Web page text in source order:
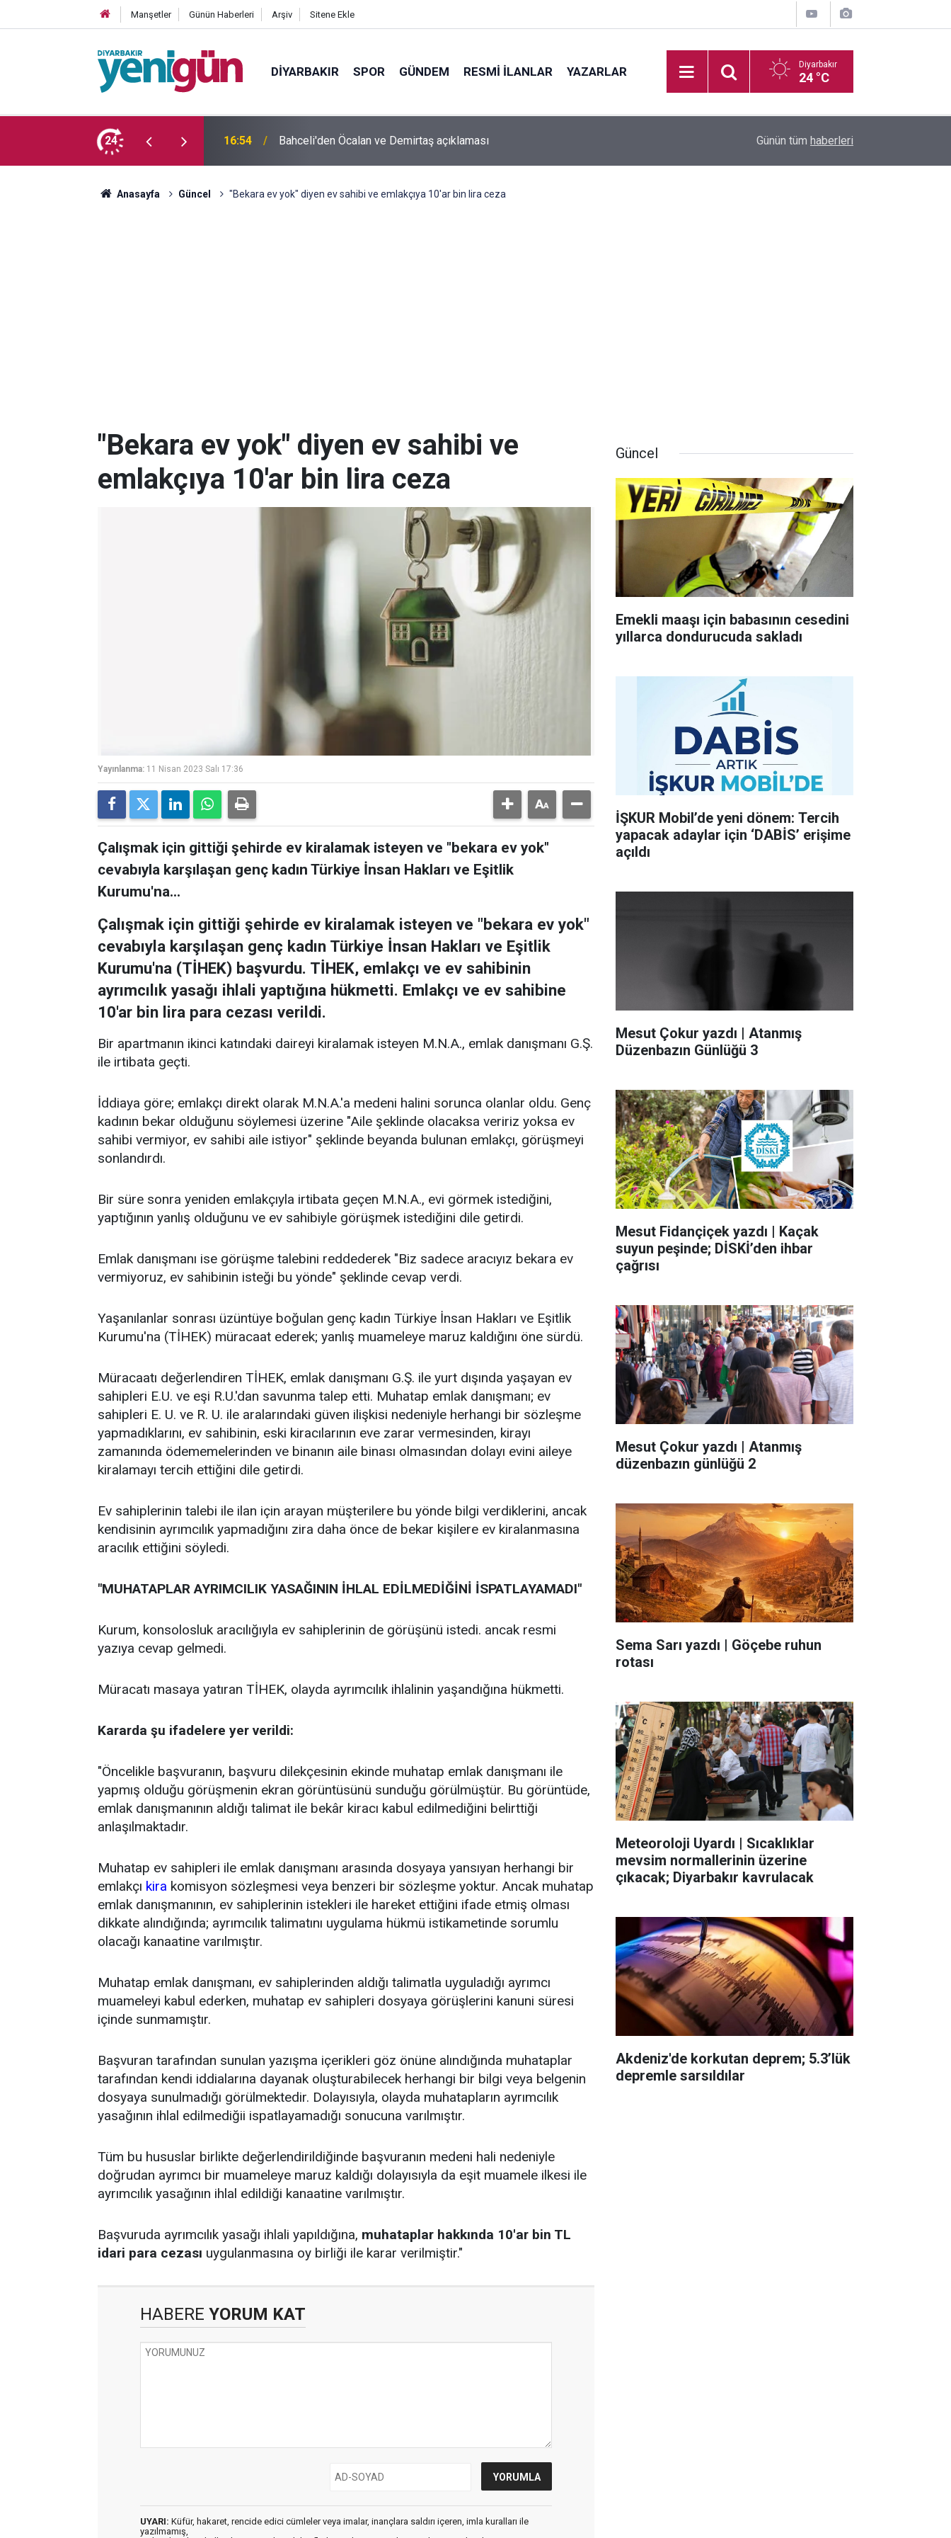
Manşetler Günün Haberleri Arşiv Sitene Ekle
DIYARBAKIR SPOR GÜNDEM RESMI İLANLAR YAZARLAR Diyarbakır
24 °C
24
genç yaşamını yitirdi 16:54 Bahceli'den Öcalan ve Demirtaş açıklaması Diyarbakır'da boş arazide ceset bulundu
Günün tüm haberleri
Anasayfa Güncel "Bekara ev yok" diyen ev sahibi ve emlakçıya 10'ar bin lira ceza
"Bekara ev yok" diyen ev sahibi ve
emlakçıya 10'ar bin lira ceza
Yayınlanma: 11 Nisan 2023 Salı 17:36
Çalışmak için gittiği şehirde ev kiralamak isteyen ve "bekara ev yok"
cevabıyla karşılaşan genç kadın Türkiye İnsan Hakları ve Eşitlik
Kurumu'na...
Çalışmak için gittiği şehirde ev kiralamak isteyen ve "bekara ev yok"
cevabıyla karşılaşan genç kadın Türkiye İnsan Hakları ve Eşitlik
Kurumu'na (TİHEK) başvurdu. TİHEK, emlakçı ve ev sahibinin
ayrımcılık yasağı ihlali yaptığına hükmetti. Emlakçı ve ev sahibine
10'ar bin lira para cezası verildi.
Bir apartmanın ikinci katındaki daireyi kiralamak isteyen M.N.A., emlak danışmanı G.Ş.
ile irtibata geçti.
İddiaya göre; emlakçı direkt olarak M.N.A.'a medeni halini sorunca olanlar oldu. Genç
kadının bekar olduğunu söylemesi üzerine "Aile şeklinde olacaksa veririz yoksa ev
sahibi vermiyor, ev sahibi aile istiyor" şeklinde beyanda bulunan emlakçı, görüşmeyi
sonlandırdı.
Bir süre sonra yeniden emlakçıyla irtibata geçen M.N.A., evi görmek istediğini,
yaptığının yanlış olduğunu ve ev sahibiyle görüşmek istediğini dile getirdi.
Emlak danışmanı ise görüşme talebini reddederek "Biz sadece aracıyız bekara ev
vermiyoruz, ev sahibinin isteği bu yönde" şeklinde cevap verdi.
Yaşanılanlar sonrası üzüntüye boğulan genç kadın Türkiye İnsan Hakları ve Eşitlik
Kurumu'na (TİHEK) müracaat ederek; yanlış muameleye maruz kaldığını öne sürdü.
Müracaatı değerlendiren TİHEK, emlak danışmanı G.Ş. ile yurt dışında yaşayan ev
sahipleri E.U. ve eşi R.U.'dan savunma talep etti. Muhatap emlak danışmanı; ev
sahipleri E. U. ve R. U. ile aralarındaki güven ilişkisi nedeniyle herhangi bir sözleşme
yapmadıklarını, ev sahibinin, eski kiracılarının eve zarar vermesinden, kirayı
zamanında ödememelerinden ve binanın aile binası olmasından dolayı evini aileye
kiralamayı tercih ettiğini dile getirdi.
Ev sahiplerinin talebi ile ilan için arayan müşterilere bu yönde bilgi verdiklerini, ancak
kendisinin ayrımcılık yapmadığını zira daha önce de bekar kişilere ev kiralanmasına
aracılık ettiğini söyledi.
"MUHATAPLAR AYRIMCILIK YASAĞININ İHLAL EDİLMEDİĞİNİ İSPATLAYAMADI"
Kurum, konsolosluk aracılığıyla ev sahiplerinin de görüşünü istedi. ancak resmi
yazıya cevap gelmedi.
Müracatı masaya yatıran TİHEK, olayda ayrımcılık ihlalinin yaşandığına hükmetti.
Kararda şu ifadelere yer verildi:
"Öncelikle başvuranın, başvuru dilekçesinin ekinde muhatap emlak danışmanı ile
yapmış olduğu görüşmenin ekran görüntüsünü sunduğu görülmüştür. Bu görüntüde,
emlak danışmanının aldığı talimat ile bekâr kiracı kabul edilmediğini belirttiği
anlaşılmaktadır.
Muhatap ev sahipleri ile emlak danışmanı arasında dosyaya yansıyan herhangi bir
emlakçı kira komisyon sözleşmesi veya benzeri bir sözleşme yoktur. Ancak muhatap
emlak danışmanının, ev sahiplerinin istekleri ile hareket ettiğini ifade etmiş olması
dikkate alındığında; ayrımcılık talimatını uygulama hükmü istikametinde sorumlu
olacağı kanaatine varılmıştır.
Muhatap emlak danışmanı, ev sahiplerinden aldığı talimatla uyguladığı ayrımcı
muameleyi kabul ederken, muhatap ev sahipleri dosyaya görüşlerini kanuni süresi
içinde sunmamıştır.
Başvuran tarafından sunulan yazışma içerikleri göz önüne alındığında muhataplar
tarafından kendi iddialarına dayanak oluşturabilecek herhangi bir bilgi veya belgenin
dosyaya sunulmadığı görülmektedir. Dolayısıyla, olayda muhatapların ayrımcılık
yasağının ihlal edilmediğii ispatlayamadığı sonucuna varılmıştır.
Tüm bu hususlar birlikte değerlendirildiğinde başvuranın medeni hali nedeniyle
doğrudan ayrımcı bir muameleye maruz kaldığı dolayısıyla da eşit muamele ilkesi ile
ayrımcılık yasağının ihlal edildiği kanaatine varılmıştır.
Başvuruda ayrımcılık yasağı ihlali yapıldığına, muhataplar hakkında 10'ar bin TL
idari para cezası uygulanmasına oy birliği ile karar verilmiştir."
HABERE YORUM KAT
UYARI: Küfür, hakaret, rencide edici cümleler veya imalar, inançlara saldırı içeren, imla kuralları ile
yazılmamış,
Güncel
Emekli maaşı için babasının cesedini
yıllarca dondurucuda sakladı
İŞKUR Mobil’de yeni dönem: Tercih
yapacak adaylar için ‘DABİS’ erişime
açıldı
Mesut Çokur yazdı | Atanmış
Düzenbazın Günlüğü 3
Mesut Fidançiçek yazdı | Kaçak
suyun peşinde; DİSKİ’den ihbar
çağrısı
Mesut Çokur yazdı | Atanmış
düzenbazın günlüğü 2
Sema Sarı yazdı | Göçebe ruhun
rotası
Meteoroloji Uyardı | Sıcaklıklar
mevsim normallerinin üzerine
çıkacak; Diyarbakır kavrulacak
Akdeniz'de korkutan deprem; 5.3’lük
depremle sarsıldılar